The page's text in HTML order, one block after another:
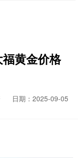
黄金价格
日期：2025-09-05